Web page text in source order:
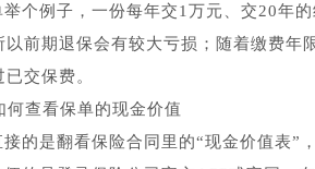
举个例子，一份每年交1万元、交20年
以前期退保会有较大亏损；随着缴费年
交保费。
何查看保单的现金价值
接的是翻看保险合同里的“现金价值表”